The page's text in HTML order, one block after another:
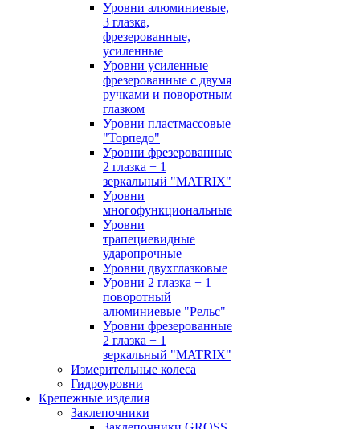
Уровни алюминиевые,
3 глазка,
фрезерованные,
усиленные
Уровни усиленные
фрезерованные с двумя
ручками и поворотным
глазком
Уровни пластмассовые
"Торпедо"
Уровни фрезерованные
2 глазка + 1
зеркальный "MATRIX"
Уровни
многофункциональные
Уровни
трапециевидные
ударопрочные
Уровни двухглазковые
Уровни 2 глазка + 1
поворотный
алюминиевые "Рельс"
Уровни фрезерованные
2 глазка + 1
зеркальный "MATRIX"
Измерительные колеса
Гидроуровни
Крепежные изделия
Заклепочники